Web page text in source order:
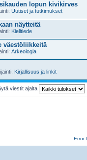
lopun kivikirves
Uutiset ja tutkimukset
näytteitä
Kielitiede
väestöliikkeitä
Arkeologia
Kirjallisuus ja linkit
viestit ajalta
Error